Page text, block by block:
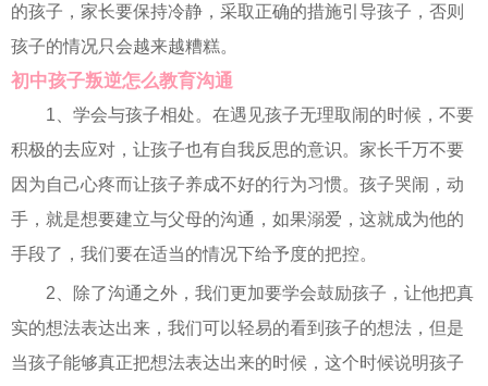
的孩子，家长要保持冷静，采取正确的措施引导孩子，否则
孩子的情况只会越来越糟糕。
初中孩子叛逆怎么教育沟通
1、学会与孩子相处。在遇见孩子无理取闹的时候，不要
积极的去应对，让孩子也有自我反思的意识。家长千万不要
因为自己心疼而让孩子养成不好的行为习惯。孩子哭闹，动
手，就是想要建立与父母的沟通，如果溺爱，这就成为他的
手段了，我们要在适当的情况下给予度的把控。
2、除了沟通之外，我们更加要学会鼓励孩子，让他把真
实的想法表达出来，我们可以轻易的看到孩子的想法，但是
当孩子能够真正把想法表达出来的时候，这个时候说明孩子